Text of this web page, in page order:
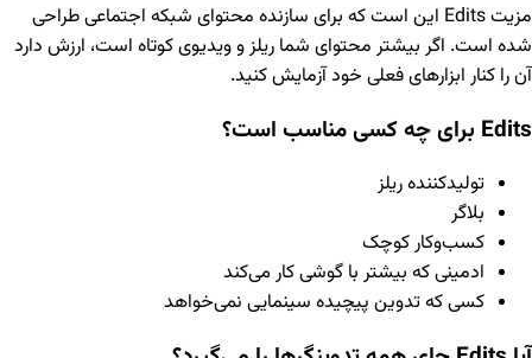
مزیت Edits این است که برای سازنده محتوای شبکه اجتماعی طراحی
شده است. اگر بیشتر محتوای شما ریلز و ویدیوی کوتاه است، ارزش دارد
آن را کنار ابزارهای فعلی خود آزمایش کنید.
Edits برای چه کسی مناسب است؟
تولیدکننده ریلز
بلاگر
کسب‌وکار کوچک
ادمینی که بیشتر با گوشی کار می‌کند
کسی که تدوین پیچیده سینمایی نمی‌خواهد